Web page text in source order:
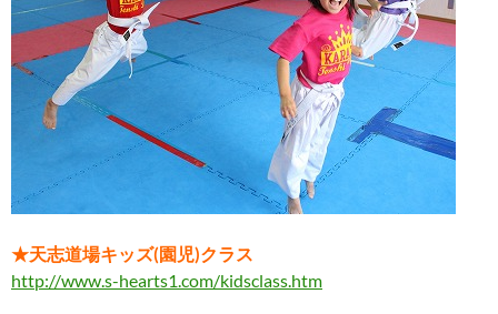
★天志道場キッズ(園児)クラス
http://www.s-hearts1.com/kidsclass.htm